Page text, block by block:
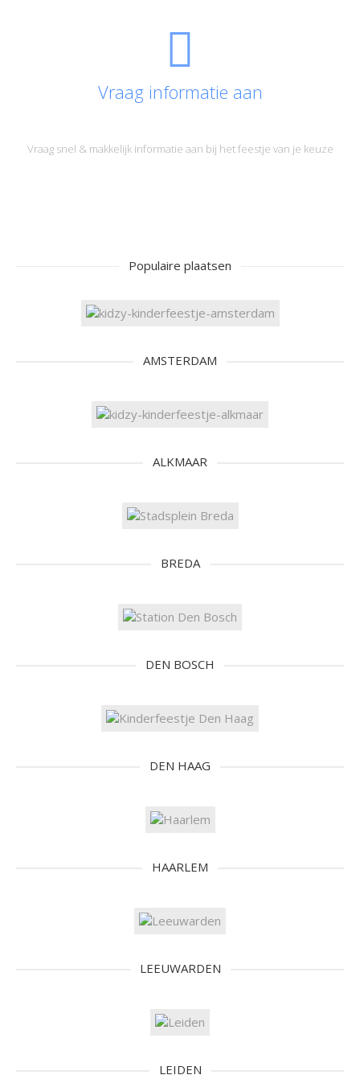
Vraag informatie aan
Vraag snel & makkelijk informatie aan bij het feestje van je keuze
Populaire plaatsen
AMSTERDAM
ALKMAAR
BREDA
DEN BOSCH
DEN HAAG
HAARLEM
LEEUWARDEN
LEIDEN